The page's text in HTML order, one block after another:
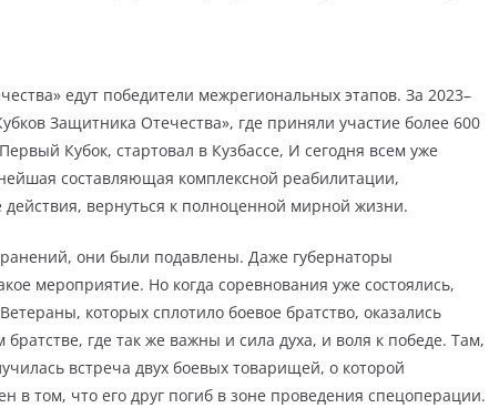
едут победители межрегиональных этапов. За 2023–
Защитника Отечества», где приняли участие более 600
Кубок, стартовал в Кузбассе, И сегодня всем уже
составляющая комплексной реабилитации,
вернуться к полноценной мирной жизни.
они были подавлены. Даже губернаторы
мероприятие. Но когда соревнования уже состоялись,
которых сплотило боевое братство, оказались
где так же важны и сила духа, и воля к победе. Там,
встреча двух боевых товарищей, о которой
в том, что его друг погиб в зоне проведения спецоперации.